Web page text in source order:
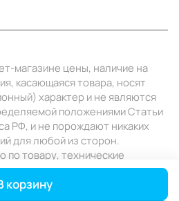
корзину
магазине цены, наличие на
касающаяся товара, носят
характер и не являются
положениями Статьи
РФ, и не порождают никаких
для любой из сторон.
товару, технические
в отделе продаж в день